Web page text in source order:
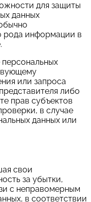
для защиты
данных
рода информации в
или запроса
либо
прав субъектов
в случае
данных или
свои
за убытки,
с неправомерным
в соответствии